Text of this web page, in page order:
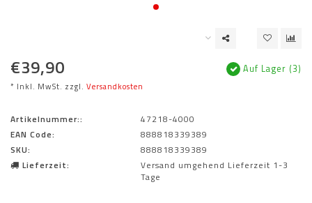
€39,90
* Inkl. MwSt. zzgl. Versandkosten
Auf Lager (3)
Artikelnummer::
47218-4000
EAN Code:
888818339389
SKU:
888818339389
Lieferzeit:
Versand umgehend Lieferzeit 1-3
Tage